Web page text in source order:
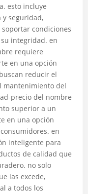
esto incluye
seguridad,
condiciones
integridad. en
requiere
en una opción
reducir el
mantenimiento del
precio del nombre
superior a un
en una opción
en
inteligente para
de calidad que
no solo
las excede,
a todos los